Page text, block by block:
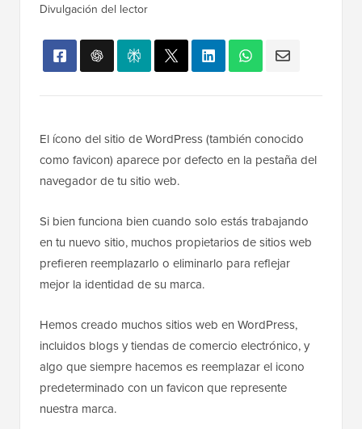
Divulgación del lector
El ícono del sitio de WordPress (también conocido
como favicon) aparece por defecto en la pestaña del
navegador de tu sitio web.
Si bien funciona bien cuando solo estás trabajando
en tu nuevo sitio, muchos propietarios de sitios web
prefieren reemplazarlo o eliminarlo para reflejar
mejor la identidad de su marca.
Hemos creado muchos sitios web en WordPress,
incluidos blogs y tiendas de comercio electrónico, y
algo que siempre hacemos es reemplazar el icono
predeterminado con un favicon que represente
nuestra marca.